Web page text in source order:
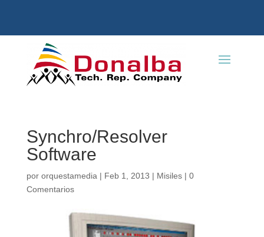
Synchro/Resolver
Software
por orquestamedia | Feb 1, 2013 | Misiles| 0
Comentarios